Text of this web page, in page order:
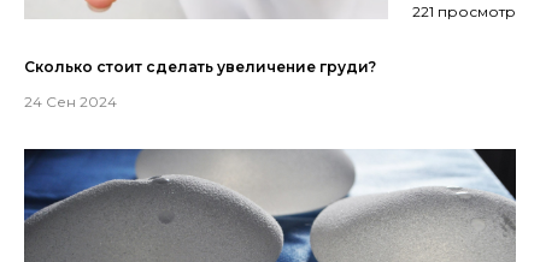
221 просмотр
Сколько стоит сделать увеличение груди?
24 Сен 2024